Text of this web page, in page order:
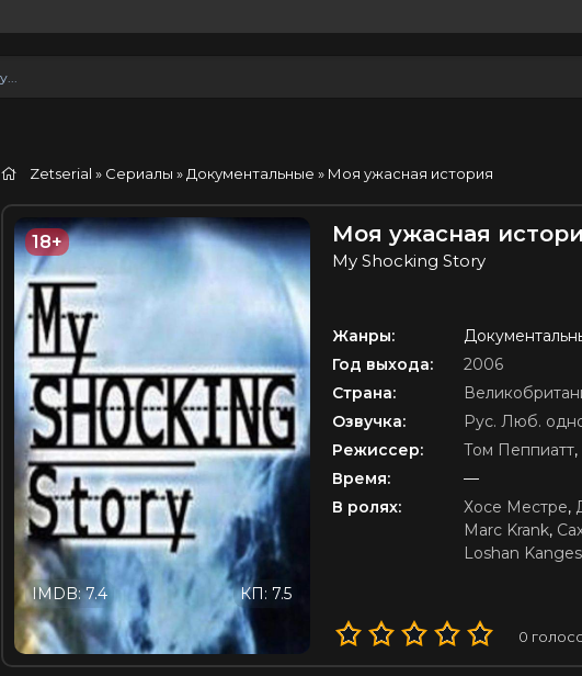
Zetserial » Сериалы » Документальные » Моя ужасная история
18+
КП: 7.5
IMDB: 7.4
Моя ужасная
My Shocking Story
Жанры:
Год выхода:
2006
Страна:
Озвучка:
Рус. Люб.
Режиссер:
Том Пеппиатт,
Время:
—
В ролях:
Хосе Местре,
Marc Krank,
Loshan
0